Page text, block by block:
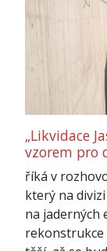
„Likvidace
vzorem pro
říká v
který na
na jaderných
rekonstrukce